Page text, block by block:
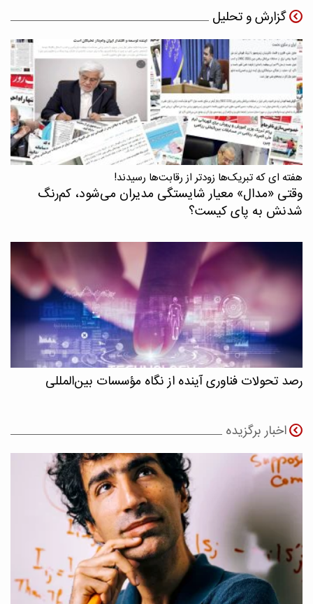
گزارش و تحلیل
هفته ای که تبریک‌ها زودتر از رقابت‌ها رسیدند!
وقتی «مدال‌» معیار شایستگی مدیران می‌شود، کم‌رنگ
شدنش به پای کیست؟
رصد تحولات فناوری آینده از نگاه مؤسسات بین‌المللی
اخبار برگزیده